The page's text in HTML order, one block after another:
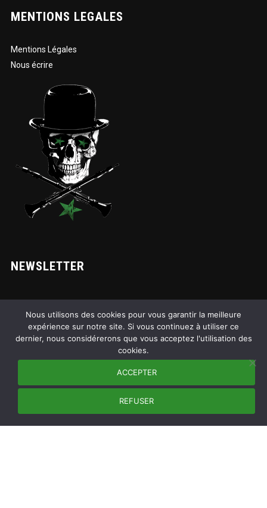
MENTIONS LEGALES
Mentions Légales
Nous écrire
NEWSLETTER
Nous utilisons des cookies pour vous garantir la meilleure
expérience sur notre site. Si vous continuez à utiliser ce
dernier, nous considérerons que vous acceptez l'utilisation des
cookies.
ACCEPTER
REFUSER